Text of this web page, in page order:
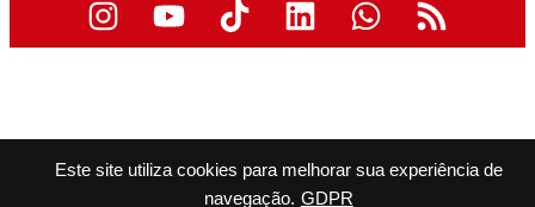
Este site utiliza cookies para melhorar sua experiência de
navegação. GDPR